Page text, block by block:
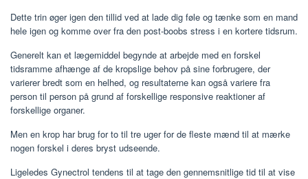
Dette trin øger igen den tillid ved at lade dig føle og tænke som en mand
hele igen og komme over fra den post-boobs stress i en kortere tidsrum.
Generelt kan et lægemiddel begynde at arbejde med en forskel
tidsramme afhænge af de kropslige behov på sine forbrugere, der
varierer bredt som en helhed, og resultaterne kan også variere fra
person til person på grund af forskellige responsive reaktioner af
forskellige organer.
Men en krop har brug for to til tre uger for de fleste mænd til at mærke
nogen forskel i deres bryst udseende.
Ligeledes Gynectrol tendens til at tage den gennemsnitlige tid til at vise